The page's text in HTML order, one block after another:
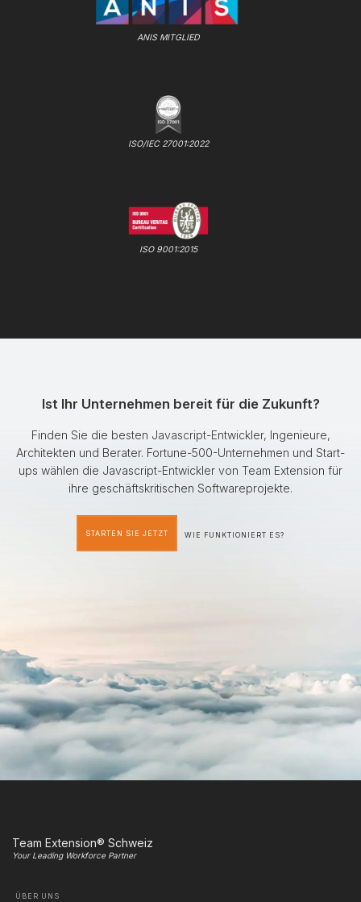
ANIS MITGLIED
ISO/IEC 27001:2022
ISO 9001:2015
Ist Ihr Unternehmen bereit für die Zukunft?
Finden Sie die besten Javascript-Entwickler, Ingenieure,
Architekten und Berater. Fortune-500-Unternehmen und Start-
ups wählen die Javascript-Entwickler von Team Extension für
ihre geschäftskritischen Softwareprojekte.
STARTEN SIE JETZT WIE FUNKTIONIERT ES?
Team Extension® Schweiz
Your Leading Workforce Partner
ÜBER UNS